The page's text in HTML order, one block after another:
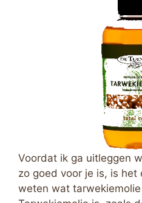
Voordat ik ga uitleggen
zo goed voor je is, is
weten wat